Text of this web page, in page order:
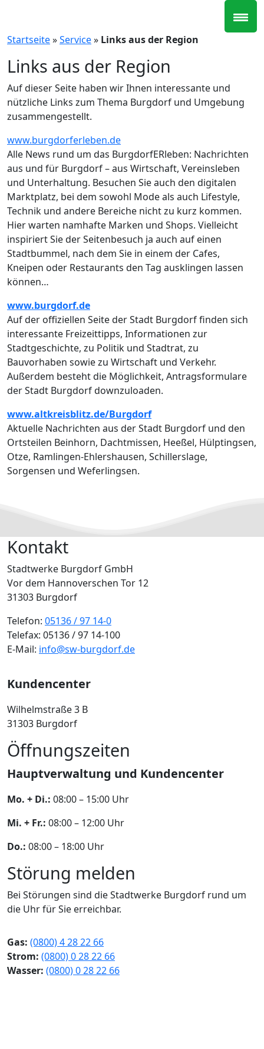
springen
Startseite»Service» Links aus der Region
Links aus der Region
Auf dieser Seite haben wir Ihnen interessante und
nützliche Links zum Thema Burgdorf und Umgebung
zusammengestellt.
www.burgdorferleben.de
Alle News rund um das BurgdorfERleben: Nachrichten
aus und für Burgdorf – aus Wirtschaft, Vereinsleben
und Unterhaltung. Besuchen Sie auch den digitalen
Marktplatz, bei dem sowohl Mode als auch Lifestyle,
Technik und andere Bereiche nicht zu kurz kommen.
Hier warten namhafte Marken und Shops. Vielleicht
inspiriert Sie der Seitenbesuch ja auch auf einen
Stadtbummel, nach dem Sie in einem der Cafes,
Kneipen oder Restaurants den Tag ausklingen lassen
können…
www.burgdorf.de
Auf der offiziellen Seite der Stadt Burgdorf finden sich
interessante Freizeittipps, Informationen zur
Stadtgeschichte, zu Politik und Stadtrat, zu
Bauvorhaben sowie zu Wirtschaft und Verkehr.
Außerdem besteht die Möglichkeit, Antragsformulare
der Stadt Burgdorf downzuloaden.
www.altkreisblitz.de/Burgdorf
Aktuelle Nachrichten aus der Stadt Burgdorf und den
Ortsteilen Beinhorn, Dachtmissen, Heeßel, Hülptingsen,
Otze, Ramlingen-Ehlershausen, Schillerslage,
Sorgensen und Weferlingsen.
Kontakt
Stadtwerke Burgdorf GmbH
Vor dem Hannoverschen Tor 12
31303 Burgdorf
Telefon: 05136 / 97 14-0
Telefax: 05136 / 97 14-100
E-Mail: info@sw-burgdorf.de
Kundencenter
Wilhelmstraße 3 B
31303 Burgdorf
Öffnungszeiten
Hauptverwaltung und Kundencenter
Mo. + Di.: 08:00 – 15:00 Uhr
Mi. + Fr.: 08:00 – 12:00 Uhr
Do.: 08:00 – 18:00 Uhr
Störung melden
Bei Störungen sind die Stadtwerke Burgdorf rund um
die Uhr für Sie erreichbar.
Gas: (0800) 4 28 22 66
Strom: (0800) 0 28 22 66
Wasser: (0800) 0 28 22 66